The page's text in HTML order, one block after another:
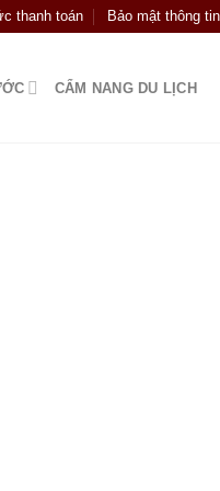
thanh toán Bảo mật thông
CẨM NANG DU LỊCH